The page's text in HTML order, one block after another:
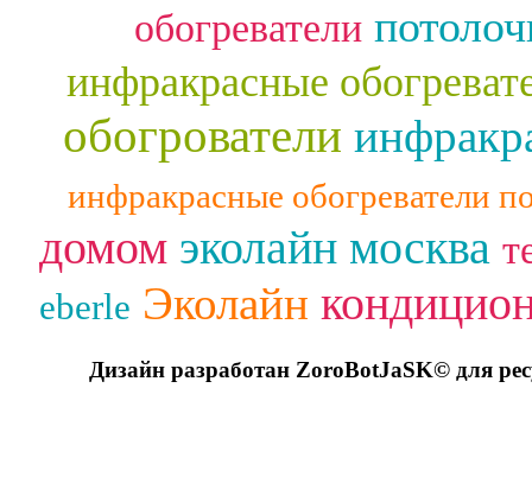
обогреватели
инфракрасные
обогрователи
инфракрасные обогреватели
домом эколайн москва
eberle Эколайн
Дизайн разработан ZoroBotJaSK© для